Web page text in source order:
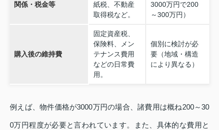
関係・税金等
紙税、不動産
取得税など。
3000万円で200
～300万円）
購入後の維持費
固定資産税、
保険料、メン
テナンス費用
などの日常費
用。
個別に検討が必
要（地域・構造
により異なる）
例えば、物件価格が3000万円の場合、諸費用は概ね200～30
0万円程度が必要と言われています。また、具体的な費用と